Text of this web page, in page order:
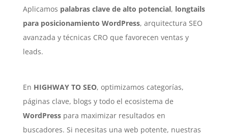
Aplicamos palabras clave de alto potencial, longtails
para posicionamiento WordPress, arquitectura SEO
avanzada y técnicas CRO que favorecen ventas y
leads.
En HIGHWAY TO SEO, optimizamos categorías,
páginas clave, blogs y todo el ecosistema de
WordPresspara maximizar resultados en
buscadores. Si necesitas una web potente, nuestras